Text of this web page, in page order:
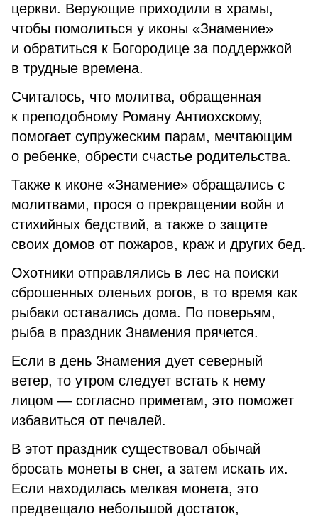
церкви. Верующие приходили в храмы,
чтобы помолиться у иконы «Знамение»
и обратиться к Богородице за поддержкой
в трудные времена.
Считалось, что молитва, обращенная
к преподобному Роману Антиохскому,
помогает супружеским парам, мечтающим
о ребенке, обрести счастье родительства.
Также к иконе «Знамение» обращались с
молитвами, прося о прекращении войн и
стихийных бедствий, а также о защите
своих домов от пожаров, краж и других бед.
Охотники отправлялись в лес на поиски
сброшенных оленьих рогов, в то время как
рыбаки оставались дома. По поверьям,
рыба в праздник Знамения прячется.
Если в день Знамения дует северный
ветер, то утром следует встать к нему
лицом — согласно приметам, это поможет
избавиться от печалей.
В этот праздник существовал обычай
бросать монеты в снег, а затем искать их.
Если находилась мелкая монета, это
предвещало небольшой достаток,